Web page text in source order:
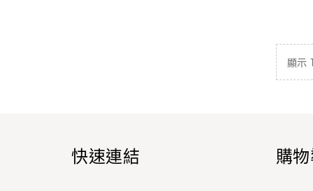
顯示
快速連結 購